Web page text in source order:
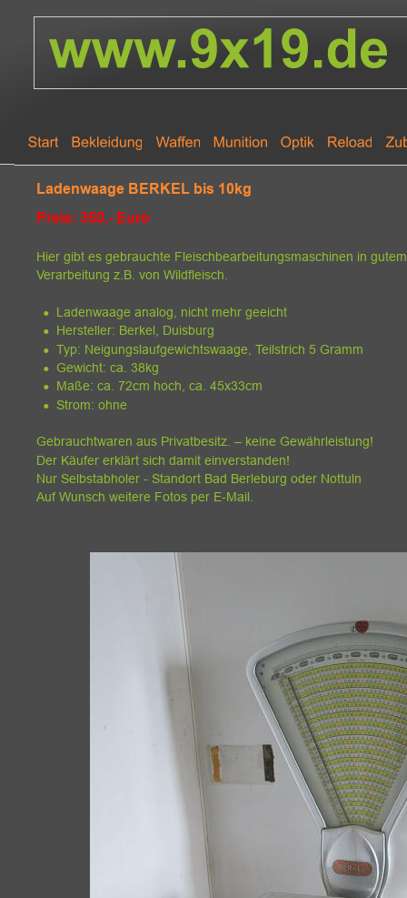
Ladenwaage BERKEL bis 10kg
Preis: 350,- Euro
Hier gibt es gebrauchte Fleischbearbeitungsmaschinen in
Verarbeitung z.B. von Wildfleisch.
• Ladenwaage analog, nicht mehr geeicht
• Hersteller: Berkel, Duisburg
• Typ: Neigungslaufgewichtswaage, Teilstrich 5 Gramm
• Gewicht: ca. 38kg
• Maße: ca. 72cm hoch, ca. 45x33cm
• Strom: ohne
Gebrauchtwaren aus Privatbesitz. – keine Gewährleistung!
Der Käufer erklärt sich damit einverstanden!
Nur Selbstabholer - Standort Bad Berleburg oder Nottuln
Auf Wunsch weitere Fotos per E-Mail.